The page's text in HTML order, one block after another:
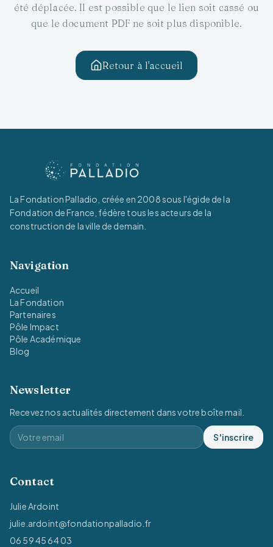
été déplacée. Il est possible que le lien soit cassé ou
que le document PDF ne soit plus disponible.
Retour à l'accueil
La Fondation Palladio, créée en 2008 sous l'égide de la
Fondation de France, fédère tous les acteurs de la
construction de la ville de demain.
Navigation
Accueil
La Fondation
Partenaires
Pôle Impact
Pôle Académique
Blog
Newsletter
Recevez nos actualités directement dans votre boîte mail.
S'inscrire
Contact
Julie Ardoint
julie.ardoint@fondationpalladio.fr
06 59 45 64 03